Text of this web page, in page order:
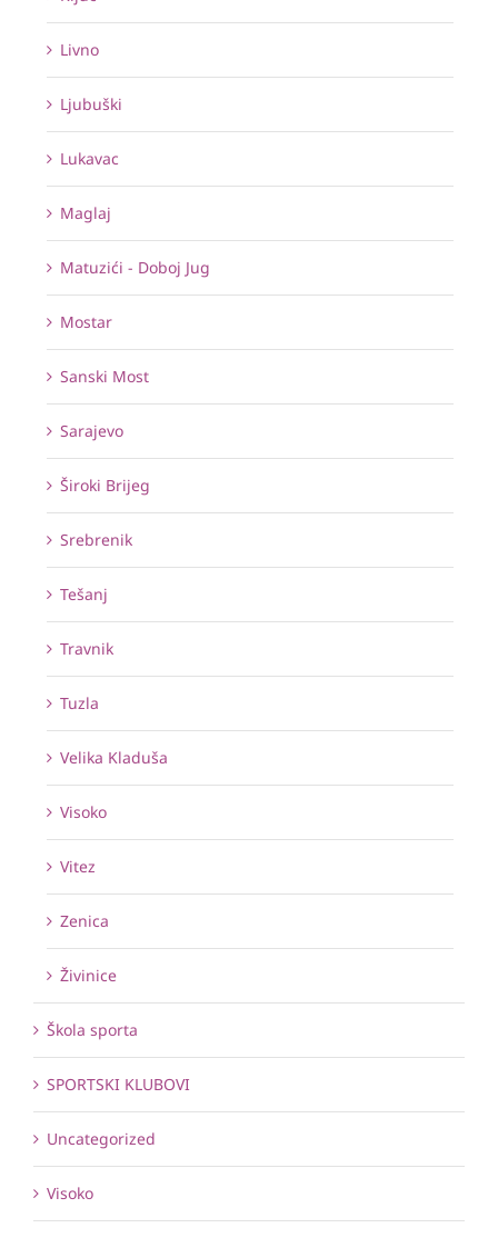
Livno
Ljubuški
Lukavac
Maglaj
Matuzići - Doboj Jug
Mostar
Sanski Most
Sarajevo
Široki Brijeg
Srebrenik
Tešanj
Travnik
Tuzla
Velika Kladuša
Visoko
Vitez
Zenica
Živinice
Škola sporta
SPORTSKI KLUBOVI
Uncategorized
Visoko